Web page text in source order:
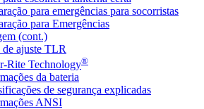
para emergências para socorristas
para Emergências
(cont.)
ajuste TLR
Rite Technology®
da bateria
de segurança explicadas
ANSI